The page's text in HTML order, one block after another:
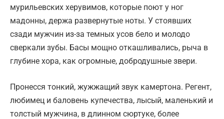
мурильевских херувимов, которые поют у ног
мадонны, держа развернутые ноты. У стоявших
сзади мужчин из-за темных усов бело и молодо
сверкали зубы. Басы мощно откашливались, рыча в
глубине хора, как огромные, добродушные звери.
Пронесся тонкий, жужжащий звук камертона. Регент,
любимец и баловень купечества, лысый, маленький и
толстый мужчина, в длинном сюртуке, более